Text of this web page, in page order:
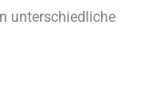
unterschiedliche